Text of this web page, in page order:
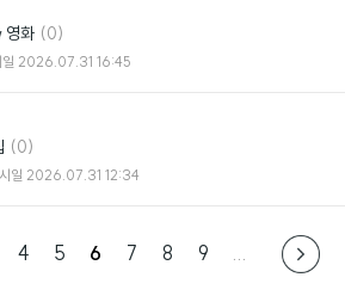
화 댓
글
(0)
2026.07.31 16:45
댓
글
(0)
일 2026.07.31 12:34
4 5 6 7 8 9 ...